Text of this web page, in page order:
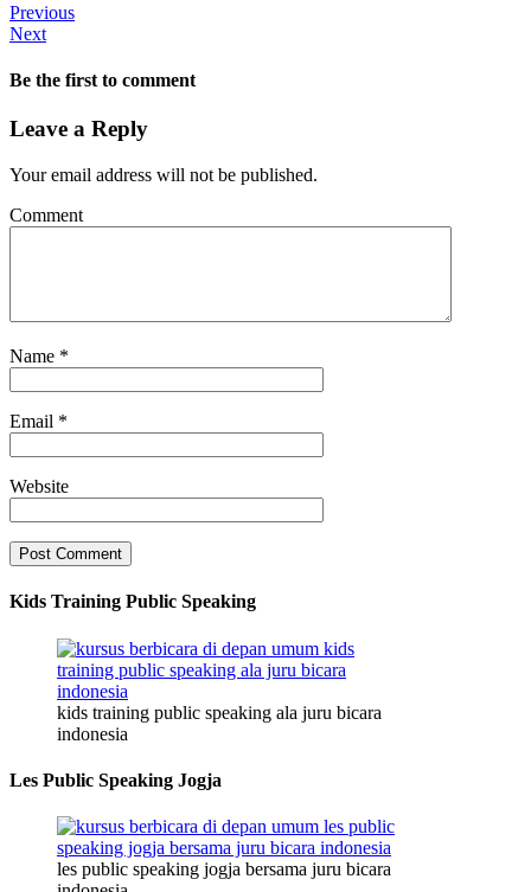
Previous
Next
Be the first to comment
Leave a Reply
Your email address will not be published.
Comment
Name *
Email *
Website
Kids Training Public Speaking
kids training public speaking ala juru bicara
indonesia
Les Public Speaking Jogja
les public speaking jogja bersama juru bicara